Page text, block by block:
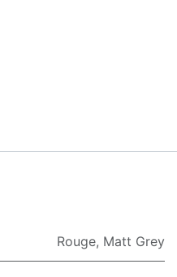
Rouge, Matt Grey